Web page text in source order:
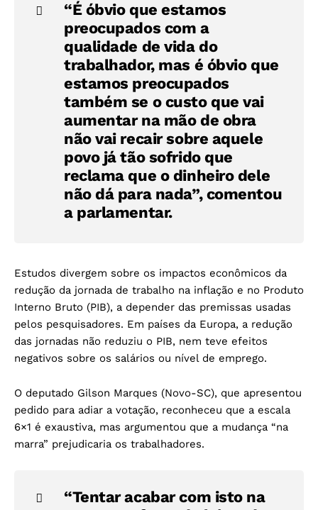
“É óbvio que estamos
preocupados com a
qualidade de vida do
trabalhador, mas é óbvio que
estamos preocupados
também se o custo que vai
aumentar na mão de obra
não vai recair sobre aquele
povo já tão sofrido que
reclama que o dinheiro dele
não dá para nada”, comentou
a parlamentar.
Estudos divergem sobre os impactos econômicos da
redução da jornada de trabalho na inflação e no Produto
Interno Bruto (PIB), a depender das premissas usadas
pelos pesquisadores. Em países da Europa, a redução
das jornadas não reduziu o PIB, nem teve efeitos
negativos sobre os salários ou nível de emprego.
O deputado Gilson Marques (Novo-SC), que apresentou
pedido para adiar a votação, reconheceu que a escala
6×1 é exaustiva, mas argumentou que a mudança “na
marra” prejudicaria os trabalhadores.
“Tentar acabar com isto na